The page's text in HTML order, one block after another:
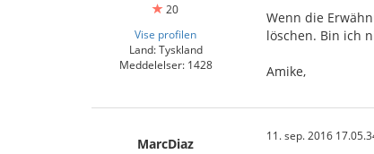
20
Vise profilen
Land: Tyskland
Meddelelser: 1428
Wenn die
löschen. Bin ich
Amike,
MarcDiaz 11. sep. 2016